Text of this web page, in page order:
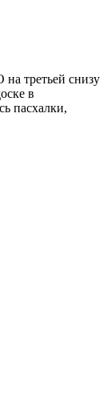
третьей снизу
в
пасхалки,